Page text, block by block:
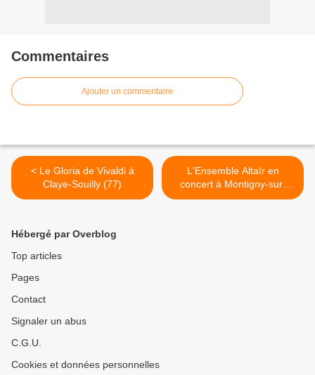
Commentaires
Ajouter un commentaire
< Le Gloria de Vivaldi à
Claye-Souilly (77)
L'Ensemble Altaïr en
concert à Montigny-sur-
Loing (77) >
Hébergé par Overblog
Top articles
Pages
Contact
Signaler un abus
C.G.U.
Cookies et données personnelles